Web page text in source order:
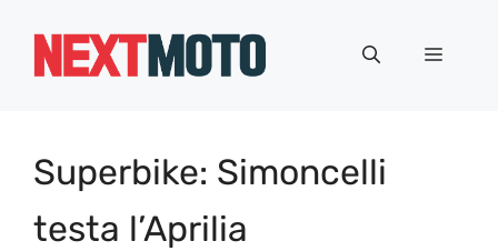
Menu
Superbike: Simoncelli
testa l’Aprilia